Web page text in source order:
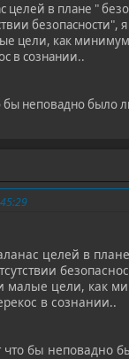
в плане "
безопасности",
цели, как минимум
в сознании..
бы неповадно
целей в
цели, как
в сознании..
что бы